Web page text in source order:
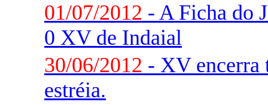
01/07/2012 - A Ficha do
0 XV de Indaial
30/06/2012 - XV encerra
estréia.